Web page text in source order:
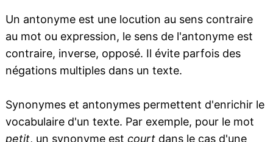
Un antonyme est une locution au sens contraire
au mot ou expression, le sens de l'antonyme est
contraire, inverse, opposé. Il évite parfois des
négations multiples dans un texte.
Synonymes et antonymes permettent d'enrichir le
vocabulaire d'un texte. Par exemple, pour le mot
petit, un synonyme est courtdans le cas d'une